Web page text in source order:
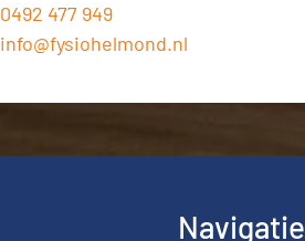
0492 477 949
info@fysiohelmond.nl
Navigatie